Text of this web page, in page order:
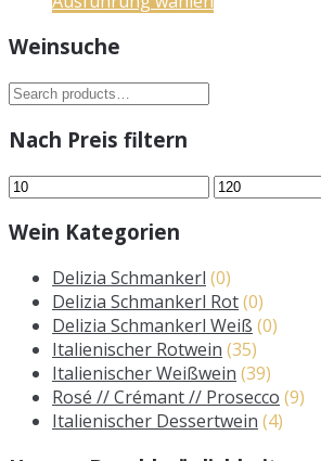
Weinsuche
Suche
Nach Preis filtern
Min.
Max.
Wein Kategorien
Delizia Schmankerl (0)
Delizia Schmankerl Rot(0)
Delizia Schmankerl Weiß (0)
Italienischer Rotwein (35)
Italienischer Weißwein (39)
Rosé // Crémant // Prosecco (9)
Italienischer Dessertwein (4)